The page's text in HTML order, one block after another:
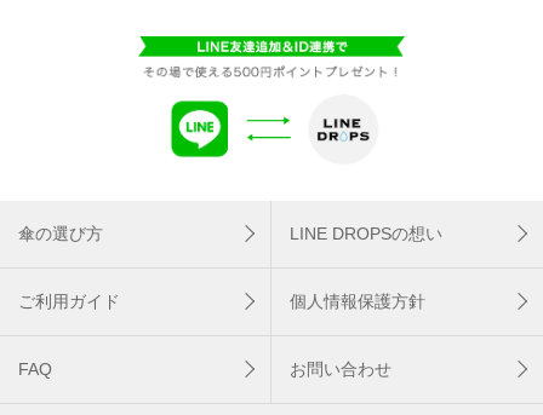
傘の選び方 LINE DROPSの想い
ご利用ガイド 個人情報保護方針
FAQ お問い合わせ